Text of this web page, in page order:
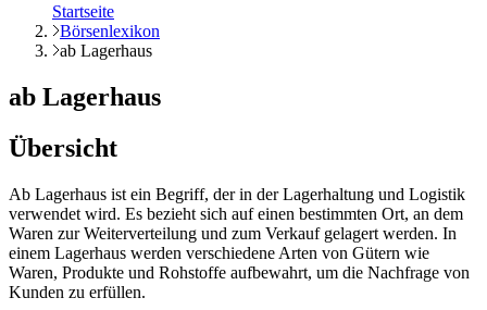
Startseite
Börsenlexikon
ab Lagerhaus
ab Lagerhaus
Übersicht
Ab Lagerhaus ist ein Begriff, der in der Lagerhaltung und Logistik
verwendet wird. Es bezieht sich auf einen bestimmten Ort, an dem
Waren zur Weiterverteilung und zum Verkauf gelagert werden. In
einem Lagerhaus werden verschiedene Arten von Gütern wie
Waren, Produkte und Rohstoffe aufbewahrt, um die Nachfrage von
Kunden zu erfüllen.